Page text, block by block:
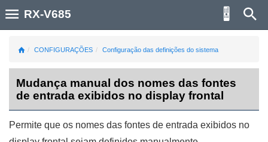
CONFIGURAÇÕES Configuração das definições do sistema
Mudança manual dos nomes das fontes
de entrada exibidos no display frontal
Permite que os nomes das fontes de entrada exibidos no
RX-V685